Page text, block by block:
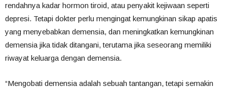
rendahnya kadar hormon tiroid, atau penyakit kejiwaan seperti
depresi. Tetapi dokter perlu mengingat kemungkinan sikap apatis
yang menyebabkan demensia, dan meningkatkan kemungkinan
demensia jika tidak ditangani, terutama jika seseorang memiliki
riwayat keluarga dengan demensia.
“Mengobati demensia adalah sebuah tantangan, tetapi semakin